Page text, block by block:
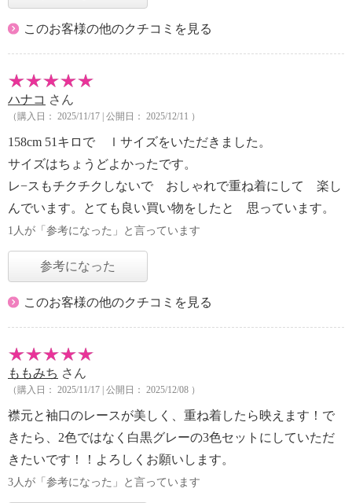
このお客様の他のクチコミを見る
ハナコ さん
（購入日： 2025/11/17 | 公開日： 2025/12/11 ）
158cm 51キロで ｌサイズをいただきました。
サイズはちょうどよかったです。
レ−スもチクチクしないで おしゃれで重ね着にして 楽し
んでいます。とても良い買い物をしたと 思っています。
1人が「参考になった」と言っています
参考になった
このお客様の他のクチコミを見る
ももみち さん
（購入日： 2025/11/17 | 公開日： 2025/12/08 ）
襟元と袖口のレースが美しく、重ね着したら映えます！で
きたら、2色ではなく白黒グレーの3色セットにしていただ
きたいです！！よろしくお願いします。
3人が「参考になった」と言っています